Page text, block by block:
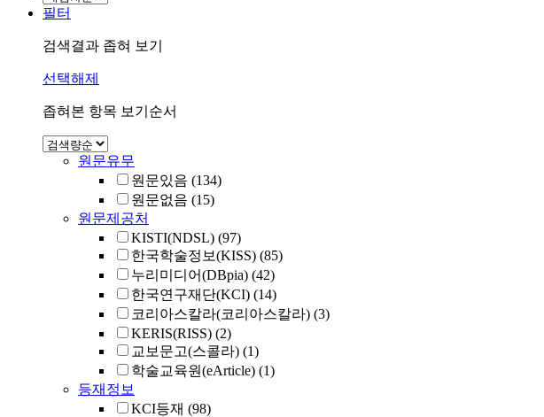
필터
검색결과 좁혀 보기
선택해제
좁혀본 항목 보기순서
원문유무
원문있음 (134)
원문없음 (15)
원문제공처
KISTI(NDSL) (97)
한국학술정보(KISS) (85)
누리미디어(DBpia) (42)
한국연구재단(KCI) (14)
코리아스칼라(코리아스칼라) (3)
KERIS(RISS) (2)
교보문고(스콜라) (1)
학술교육원(eArticle) (1)
등재정보
KCI등재 (98)